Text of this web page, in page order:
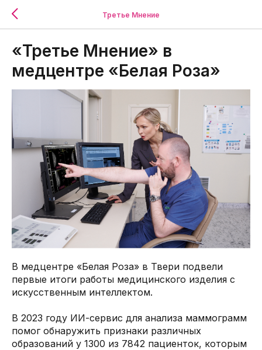
Третье Мнение
«Третье Мнение» в
медцентре «Белая Роза»
В медцентре «Белая Роза» в Твери подвели
первые итоги работы медицинского изделия с
искусственным интеллектом.
В 2023 году ИИ-сервис для анализа маммограмм
помог обнаружить признаки различных
образований у 1300 из 7842 пациенток, которым